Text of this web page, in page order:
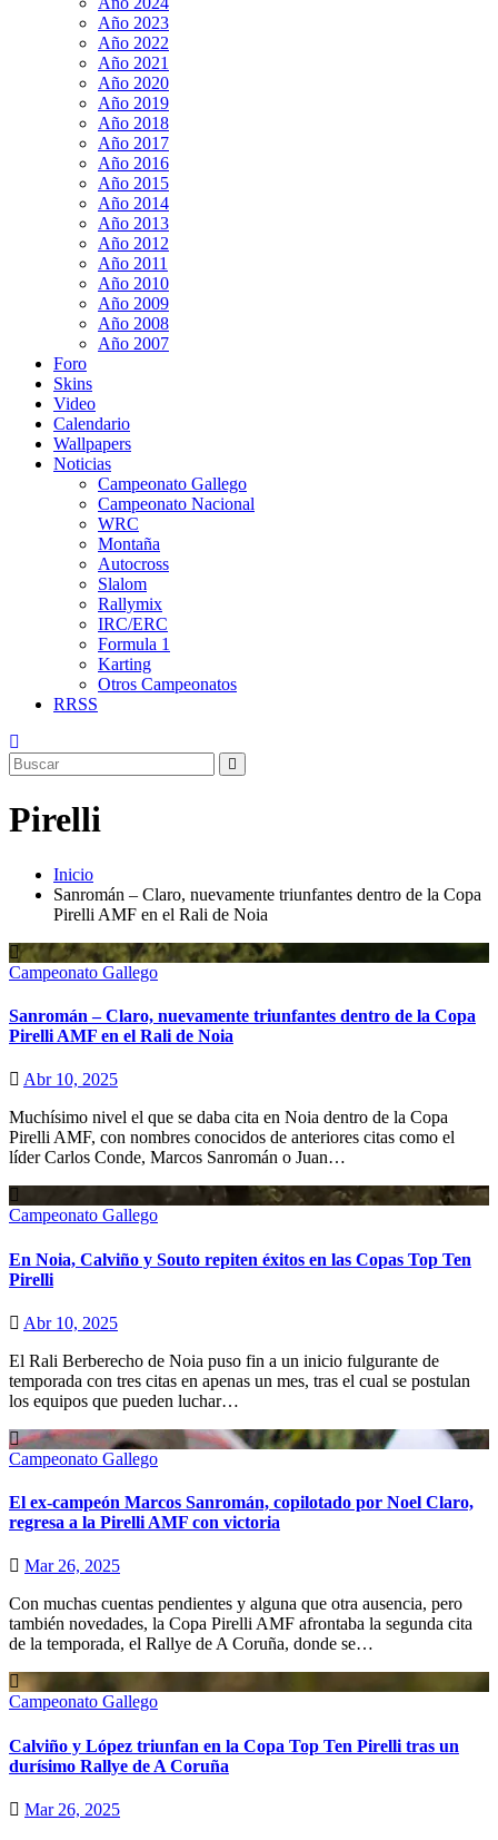
Año 2023
Año 2022
Año 2021
Año 2020
Año 2019
Año 2018
Año 2017
Año 2016
Año 2015
Año 2014
Año 2013
Año 2012
Año 2011
Año 2010
Año 2009
Año 2008
Año 2007
Foro
Skins
Video
Calendario
Wallpapers
Noticias
Campeonato Gallego
Campeonato Nacional
WRC
Montaña
Autocross
Slalom
Rallymix
IRC/ERC
Formula 1
Karting
Otros Campeonatos
RRSS
Pirelli
Inicio
Sanromán – Claro, nuevamente triunfantes dentro de la Copa
Pirelli AMF en el Rali de Noia
Campeonato Gallego
Sanromán – Claro, nuevamente triunfantes dentro de la Copa
Pirelli AMF en el Rali de Noia
Abr 10, 2025
Muchísimo nivel el que se daba cita en Noia dentro de la Copa
Pirelli AMF, con nombres conocidos de anteriores citas como el
líder Carlos Conde, Marcos Sanromán o Juan…
Campeonato Gallego
En Noia, Calviño y Souto repiten éxitos en las Copas Top Ten
Pirelli
Abr 10, 2025
El Rali Berberecho de Noia puso fin a un inicio fulgurante de
temporada con tres citas en apenas un mes, tras el cual se postulan
los equipos que pueden luchar…
Campeonato Gallego
El ex-campeón Marcos Sanromán, copilotado por Noel Claro,
regresa a la Pirelli AMF con victoria
Mar 26, 2025
Con muchas cuentas pendientes y alguna que otra ausencia, pero
también novedades, la Copa Pirelli AMF afrontaba la segunda cita
de la temporada, el Rallye de A Coruña, donde se…
Campeonato Gallego
Calviño y López triunfan en la Copa Top Ten Pirelli tras un
durísimo Rallye de A Coruña
Mar 26, 2025